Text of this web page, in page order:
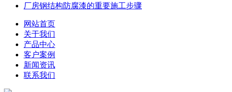
厂房钢结构防腐漆的重要施工步骤
网站首页
关于我们
产品中心
客户案例
新闻资讯
联系我们